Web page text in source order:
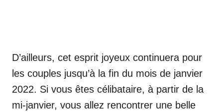
D’ailleurs, cet esprit joyeux continuera pour
les couples jusqu’à la fin du mois de janvier
2022. Si vous êtes célibataire, à partir de la
mi-janvier, vous allez rencontrer une belle